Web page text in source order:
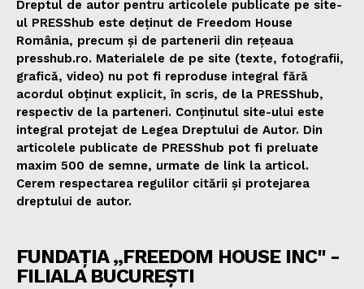
Dreptul de autor pentru articolele publicate pe site-
ul PRESShub este deținut de Freedom House
România, precum și de partenerii din rețeaua
presshub.ro. Materialele de pe site (texte, fotografii,
grafică, video) nu pot fi reproduse integral fără
acordul obținut explicit, în scris, de la PRESShub,
respectiv de la parteneri. Conținutul site-ului este
integral protejat de Legea Dreptului de Autor. Din
articolele publicate de PRESShub pot fi preluate
maxim 500 de semne, urmate de link la articol.
Cerem respectarea regulilor citării și protejarea
dreptului de autor.
FUNDAȚIA „FREEDOM HOUSE INC" -
FILIALA BUCUREȘTI